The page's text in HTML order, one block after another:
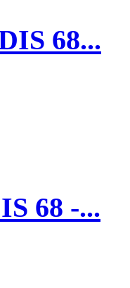
68...
68 -...